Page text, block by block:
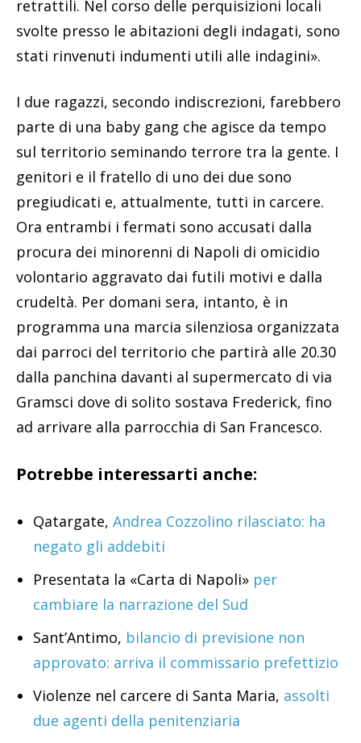
retrattili. Nel corso delle perquisizioni locali
svolte presso le abitazioni degli indagati, sono
stati rinvenuti indumenti utili alle indagini».
I due ragazzi, secondo indiscrezioni, farebbero
parte di una baby gang che agisce da tempo
sul territorio seminando terrore tra la gente. I
genitori e il fratello di uno dei due sono
pregiudicati e, attualmente, tutti in carcere.
Ora entrambi i fermati sono accusati dalla
procura dei minorenni di Napoli di omicidio
volontario aggravato dai futili motivi e dalla
crudeltà. Per domani sera, intanto, è in
programma una marcia silenziosa organizzata
dai parroci del territorio che partirà alle 20.30
dalla panchina davanti al supermercato di via
Gramsci dove di solito sostava Frederick, fino
ad arrivare alla parrocchia di San Francesco.
Potrebbe interessarti anche:
Qatargate, Andrea Cozzolino rilasciato: ha
negato gli addebiti
Presentata la «Carta di Napoli» per
cambiare la narrazione del Sud
Sant’Antimo, bilancio di previsione non
approvato: arriva il commissario prefettizio
Violenze nel carcere di Santa Maria, assolti
due agenti della penitenziaria